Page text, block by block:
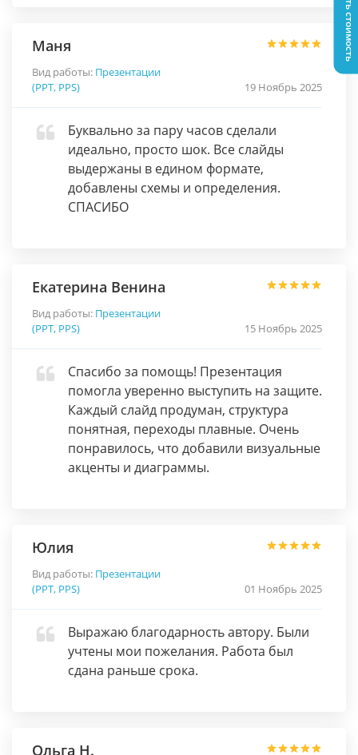
Маня
Вид работы: Презентации
(PPT, PPS)
19 Ноябрь 2025
Буквально за пару часов сделали
идеально, просто шок. Все слайды
выдержаны в едином формате,
добавлены схемы и определения.
СПАСИБО
Екатерина Венина
Вид работы: Презентации
(PPT, PPS)
15 Ноябрь 2025
Спасибо за помощь! Презентация
помогла уверенно выступить на защите.
Каждый слайд продуман, структура
понятная, переходы плавные. Очень
понравилось, что добавили визуальные
акценты и диаграммы.
Юлия
Вид работы: Презентации
(PPT, PPS)
01 Ноябрь 2025
Выражаю благодарность автору. Были
учтены мои пожелания. Работа был
сдана раньше срока.
Ольга Н.
Узнать стоимость